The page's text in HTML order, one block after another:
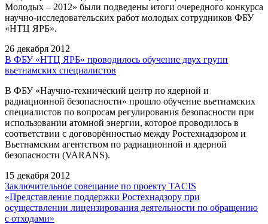
Молодых – 2012» были подведены итоги очередного конкурса
научно-исследовательских работ молодых сотрудников ФБУ
«НТЦ ЯРБ».
26 декабря 2012
В ФБУ «НТЦ ЯРБ» проводилось обучение двух групп
вьетнамских специалистов
В ФБУ «Научно-технический центр по ядерной и
радиационной безопасности» прошло обучение вьетнамских
специалистов по вопросам регулирования безопасности при
использовании атомной энергии, которое проводилось в
соответствии с договорённостью между Ростехнадзором и
Вьетнамским агентством по радиационной и ядерной
безопасности (VARANS).
15 декабря 2012
Заключительное совещание по проекту TACIS
«Представление поддержки Ростехнадзору при
осуществлении лицензирования деятельности по обращению
с отходами»